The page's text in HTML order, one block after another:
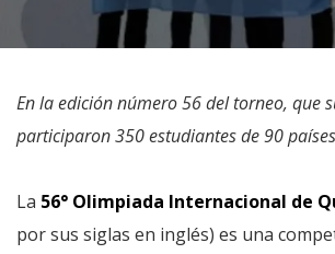
En la edición número 56 del torneo, que
participaron 350 estudiantes de 90
La 56° Olimpiada Internacional de
por sus siglas en inglés) es una